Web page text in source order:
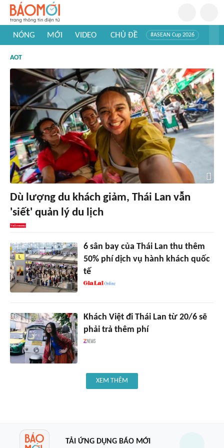
NÓNG MỚI VIDEO CHỦ ĐỀ #ASEAN Cup 2026
#Khám phá thế giới
AOT
Dù lượng du khách giảm, Thái Lan vẫn
'siết' quản lý du lịch
6 sân bay của Thái Lan thu thêm
50% phí dịch vụ hành khách quốc
tế
Khách Việt đi Thái Lan từ 20/6 sẽ
phải trả thêm phí
XEM THÊM
TẢI ỨNG DỤNG BÁO MỚI